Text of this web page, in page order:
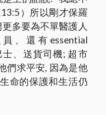
）所以剛才保羅
多要為不單醫護人
、還有essential
、送貨司機; 超市
們求平安, 因為是他
命的保護和生活仍